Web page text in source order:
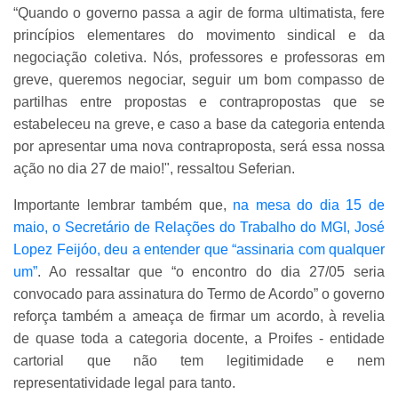
“Quando o governo passa a agir de forma ultimatista, fere
princípios elementares do movimento sindical e da
negociação coletiva. Nós, professores e professoras em
greve, queremos negociar, seguir um bom compasso de
partilhas entre propostas e contrapropostas que se
estabeleceu na greve, e caso a base da categoria entenda
por apresentar uma nova contraproposta, será essa nossa
ação no dia 27 de maio!", ressaltou Seferian.
Importante lembrar também que, na mesa do dia 15 de
maio, o Secretário de Relações do Trabalho do MGI, José
Lopez Feijóo, deu a entender que “assinaria com qualquer
um”. Ao ressaltar que “o encontro do dia 27/05 seria
convocado para assinatura do Termo de Acordo” o governo
reforça também a ameaça de firmar um acordo, à revelia
de quase toda a categoria docente, a Proifes - entidade
cartorial que não tem legitimidade e nem
representatividade legal para tanto.